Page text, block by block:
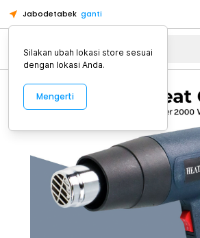
Jabodetabek ganti
Alat Kopi
Silakan ubah lokasi store sesuai
dengan lokasi Anda.
Mengerti